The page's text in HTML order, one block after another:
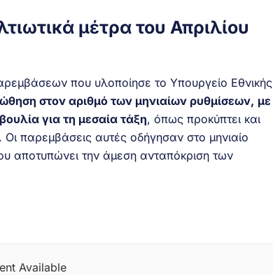
μέτρα του Απριλίου
που υλοποίησε το Υπουργείο Εθνικής
στον αριθμό των μηνιαίων ρυθμίσεων, με
για τη μεσαία τάξη, όπως προκύπτει και
παρεμβάσεις αυτές οδήγησαν στο μηνιαίο
αποτυπώνει την άμεση ανταπόκριση των
Available